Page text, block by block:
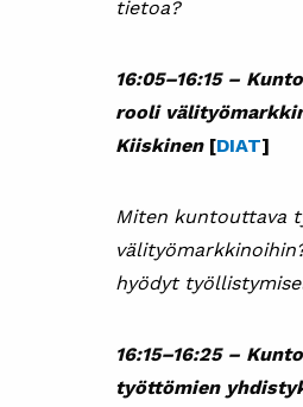
tietoa?
16:05–16:15 –
rooli
Kiiskinen [DIAT]
Miten kuntouttava
hyödyt
16:15–16:25 –
työttömien